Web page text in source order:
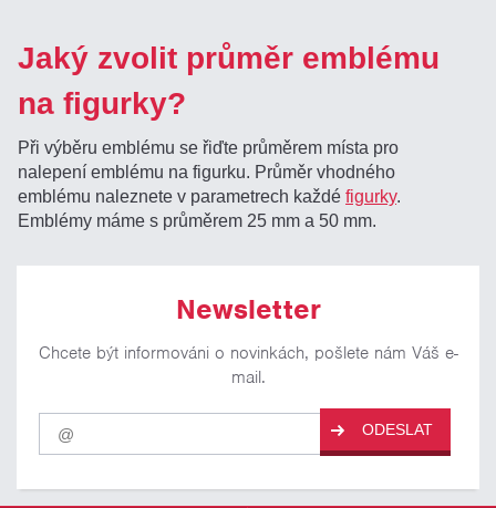
Jaký zvolit průměr emblému
na figurky?
Při výběru emblému se řiďte průměrem místa pro
nalepení emblému na figurku. Průměr vhodného
emblému naleznete v parametrech každéfigurky.
Emblémy máme s průměrem 25 mm a 50 mm.
Newsletter
Chcete být informováni o novinkách, pošlete nám Váš e-
mail.
Pro
odběr
našich
ODESLAT